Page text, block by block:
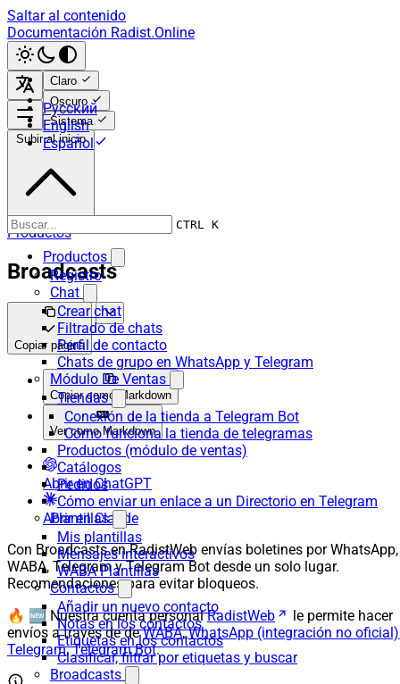
Saltar al contenido
Documentación Radist.Online
Claro
Oscuro
Sistema
Русский
English
Español
CTRL K
Productos
Registro
Chat
Crear chat
Filtrado de chats
Perfil de contacto
Chats de grupo en WhatsApp y Telegram
Módulo De Ventas
Tiendas
Conexión de la tienda a Telegram Bot
Cómo funciona la tienda de telegramas
Productos (módulo de ventas)
Catálogos
Pedidos
Cómo enviar un enlace a un Directorio en Telegram
Plantillas
Mis plantillas
Mensajes interactivos
WABA Plantillas
Contactos
Añadir un nuevo contacto
Notas en los contactos
Etiquetas en los contactos
Clasificar, filtrar por etiquetas y buscar
Broadcasts
Subir al inicio
Productos
Broadcasts
Copiar página
Copiar como Markdown
Ver como Markdown
Abrir en ChatGPT
Abrir en Claude
Con Broadcasts en RadistWeb envías boletines por WhatsApp,
WABA, Telegram y Telegram Bot desde un solo lugar.
Recomendaciones para evitar bloqueos.
🔥 🆕 Nuestra cuenta personalRadistWeb
le permite hacer
envíos a través de deWABA,WhatsApp (integración no oficial)
Telegram,Telegram Bot.